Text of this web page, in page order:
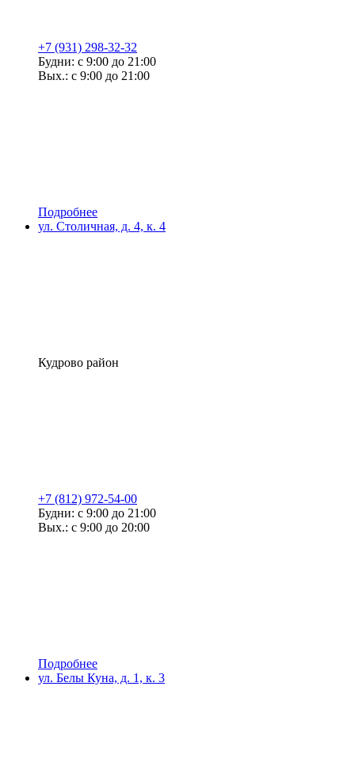
+7 (931) 298-32-32
Будни: с 9:00 до 21:00
Вых.: с 9:00 до 21:00
Подробнее
ул. Столичная, д. 4, к. 4
Кудрово район
+7 (812) 972-54-00
Будни: с 9:00 до 21:00
Вых.: с 9:00 до 20:00
Подробнее
ул. Белы Куна, д. 1, к. 3